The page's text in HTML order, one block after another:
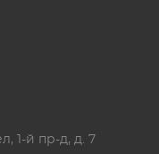
1-й пр-д, д. 7